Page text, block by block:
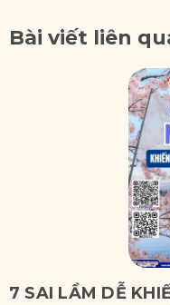
Bài viết liên
7 SAI LẦM DỄ